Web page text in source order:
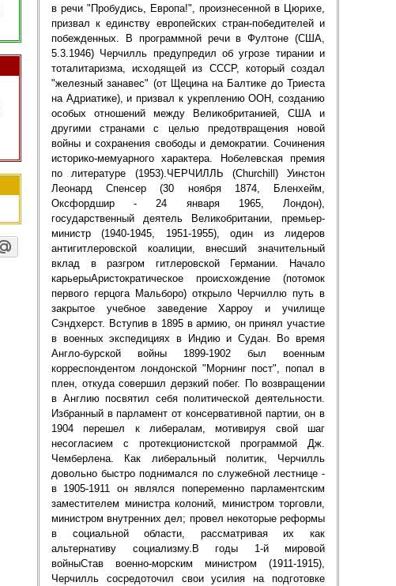
в речи "Пробудись, Европа!", произнесенной в Цюрихе,
призвал к единству европейских стран-победителей и
побежденных. В программной речи в Фултоне (США,
5.3.1946) Черчилль предупредил об угрозе тирании и
тоталитаризма, исходящей из СССР, который создал
"железный занавес" (от Щецина на Балтике до Триеста
на Адриатике), и призвал к укреплению ООН, созданию
особых отношений между Великобританией, США и
другими странами с целью предотвращения новой
войны и сохранения свободы и демократии. Сочинения
историко-мемуарного характера. Нобелевская премия
по литературе (1953).ЧЕРЧИЛЛЬ (Churchill) Уинстон
Леонард Спенсер (30 ноября 1874, Бленхейм,
Оксфордшир - 24 января 1965, Лондон),
государственный деятель Великобритании, премьер-
министр (1940-1945, 1951-1955), один из лидеров
антигитлеровской коалиции, внесший значительный
вклад в разгром гитлеровской Германии. Начало
карьерыАристократическое происхождение (потомок
первого герцога Мальборо) открыло Черчиллю путь в
закрытое учебное заведение Харроу и училище
Сэндхерст. Вступив в 1895 в армию, он принял участие
в военных экспедициях в Индию и Судан. Во время
Англо-бурской войны 1899-1902 был военным
корреспондентом лондонской "Морнинг пост", попал в
плен, откуда совершил дерзкий побег. По возвращении
в Англию посвятил себя политической деятельности.
Избранный в парламент от консервативной партии, он в
1904 перешел к либералам, мотивируя свой шаг
несогласием с протекционистской программой Дж.
Чемберлена. Как либеральный политик, Черчилль
довольно быстро поднимался по служебной лестнице -
в 1905-1911 он являлся попеременно парламентским
заместителем министра колоний, министром торговли,
министром внутренних дел; провел некоторые реформы
в социальной области, рассматривая их как
альтернативу социализму.В годы 1-й мировой
войныСтав военно-морским министром (1911-1915),
Черчилль сосредоточил свои усилия на подготовке